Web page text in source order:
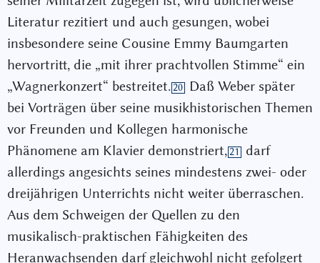
Literatur rezitiert und auch gesungen, wobei
insbesondere seine Cousine Emmy Baumgarten
hervortritt, die „mit ihrer prachtvollen Stimme“ ein
„Wagnerkonzert“ bestreitet.20
Daß Weber später
bei Vorträgen über seine musikhistorischen Themen
vor Freunden und Kollegen harmonische
Phänomene am Klavier demonstriert,21
darf
allerdings angesichts seines mindestens zwei- oder
dreijährigen Unterrichts nicht weiter überraschen.
Aus dem Schweigen der Quellen zu den
musikalisch-praktischen Fähigkeiten des
Heranwachsenden darf gleichwohl nicht gefolgert